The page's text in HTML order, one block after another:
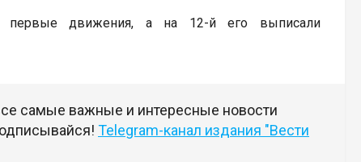
первые движения, а на 12-й его выписали
самые важные и интересные новости
Telegram-канал издания "Вести